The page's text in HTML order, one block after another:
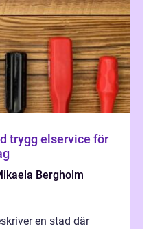
Bergholm
en stad där